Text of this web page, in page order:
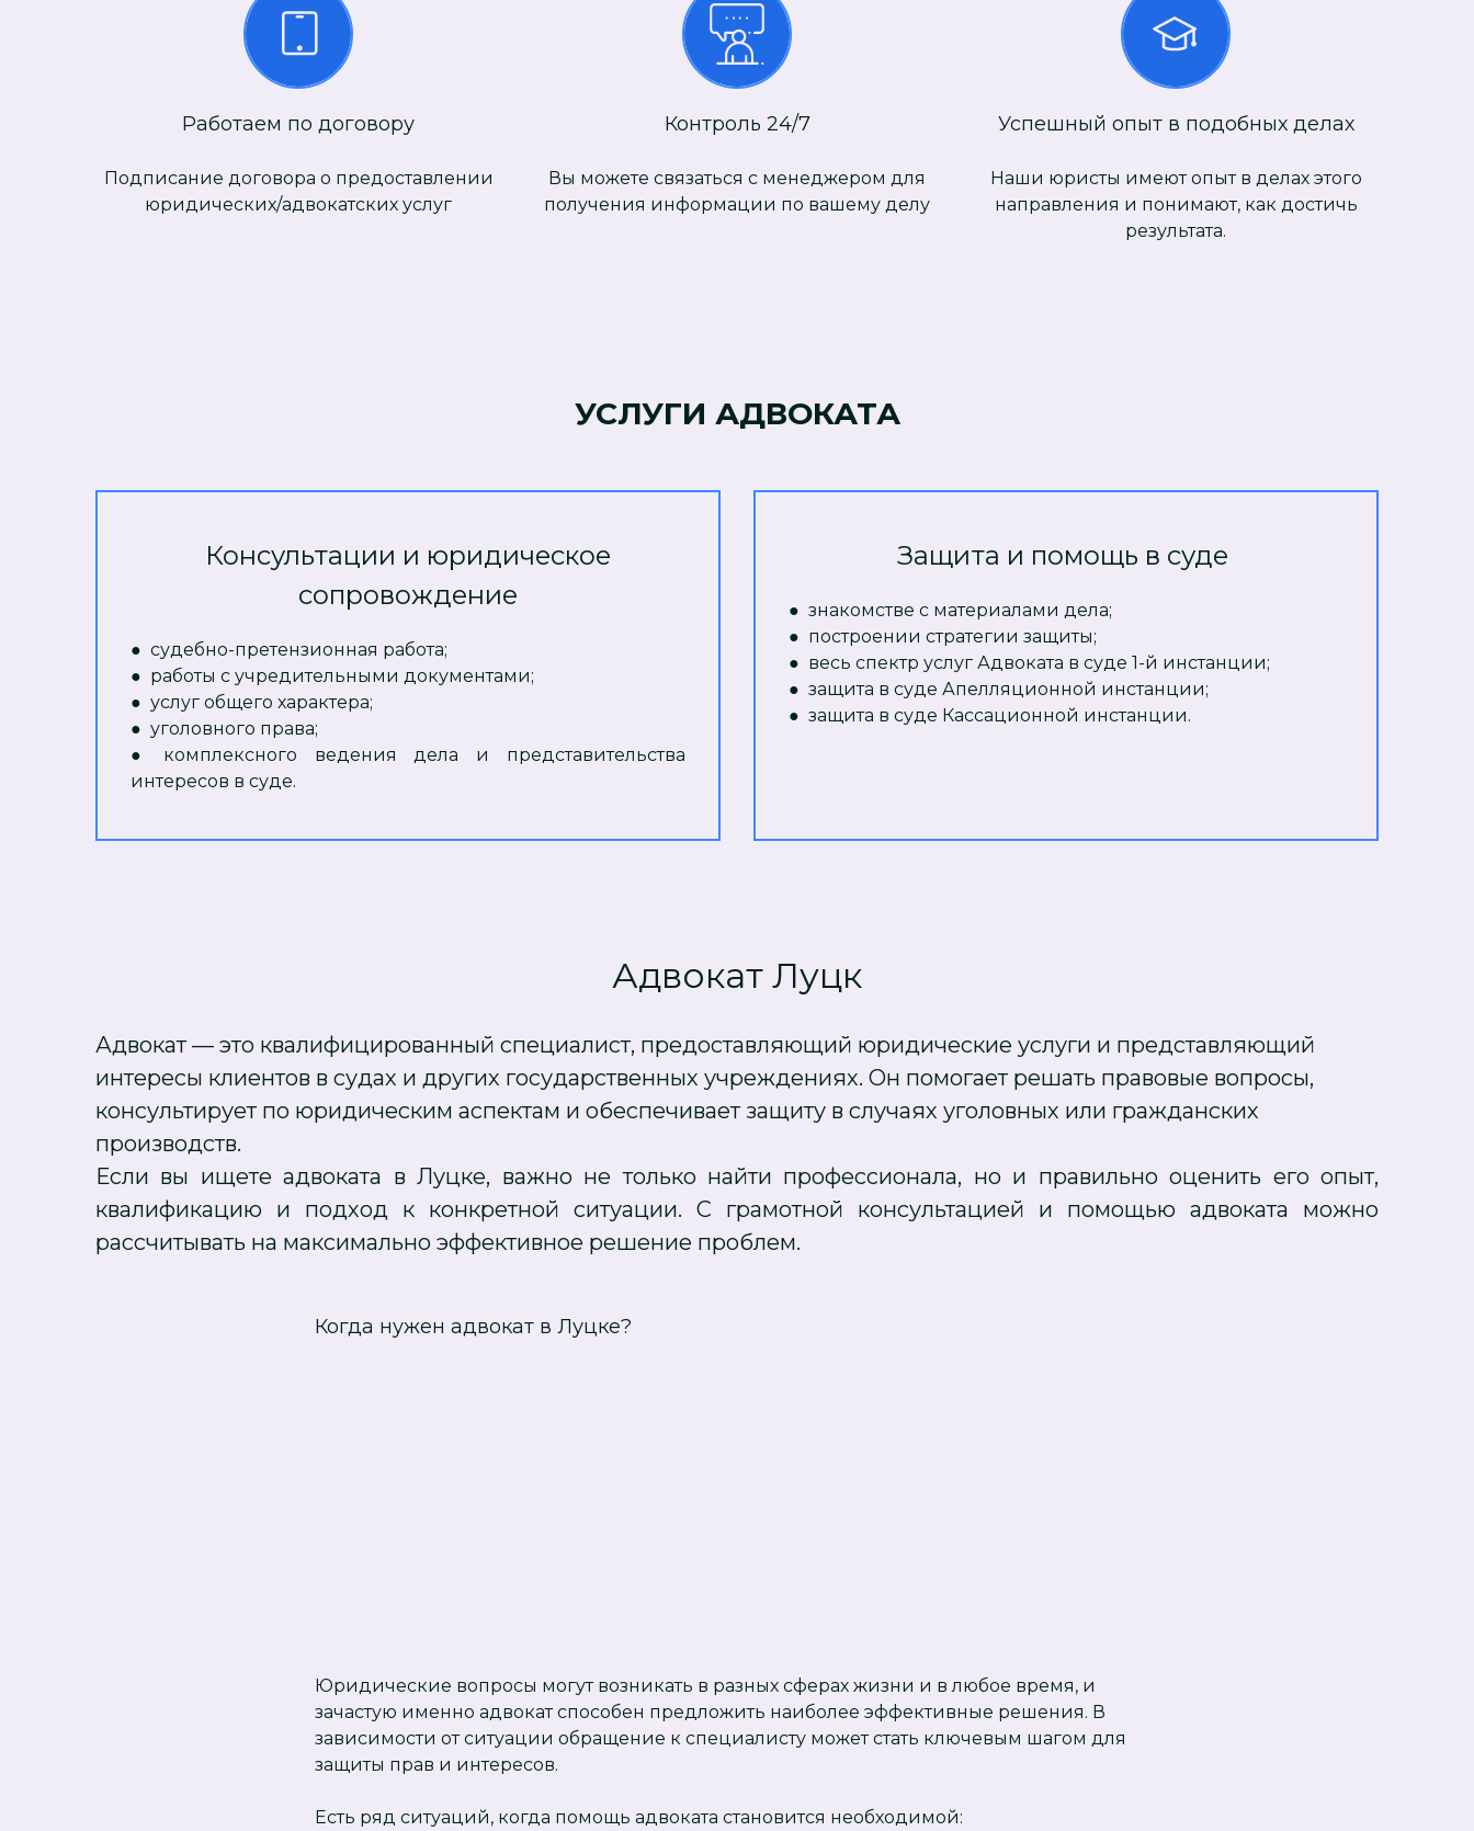
Работаем по договору
Подписание договора о предоставлении
юридических/адвокатских услуг
Контроль 24/7
Вы можете связаться с менеджером для
получения информации по вашему делу
Успешный опыт в подобных делах
Наши юристы имеют опыт в делах этого
направления и понимают, как достичь
результата.
УСЛУГИ АДВОКАТА
Консультации и юридическое
сопровождение
● судебно-претензионная работа;
● работы с учредительными документами;
● услуг общего характера;
● уголовного права;
● комплексного ведения дела и представительства
интересов в суде.
Защита и помощь в суде
● знакомстве с материалами дела;
● построении стратегии защиты;
● весь спектр услуг Адвоката в суде 1-й инстанции;
● защита в суде Апелляционной инстанции;
● защита в суде Кассационной инстанции.
Адвокат Луцк
Адвокат — это квалифицированный специалист, предоставляющий юридические услуги и представляющий
интересы клиентов в судах и других государственных учреждениях. Он помогает решать правовые вопросы,
консультирует по юридическим аспектам и обеспечивает защиту в случаях уголовных или гражданских
производств.
Если вы ищете адвоката в Луцке, важно не только найти профессионала, но и правильно оценить его опыт,
квалификацию и подход к конкретной ситуации. С грамотной консультацией и помощью адвоката можно
рассчитывать на максимально эффективное решение проблем.
Когда нужен адвокат в Луцке?
Юридические вопросы могут возникать в разных сферах жизни и в любое время, и
зачастую именно адвокат способен предложить наиболее эффективные решения. В
зависимости от ситуации обращение к специалисту может стать ключевым шагом для
защиты прав и интересов.
Есть ряд ситуаций, когда помощь адвоката становится необходимой: